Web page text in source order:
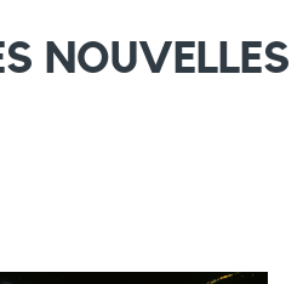
NOUVELLES